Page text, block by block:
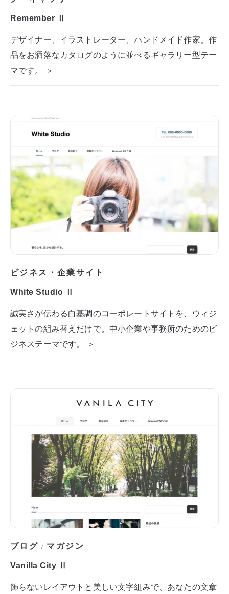
Remember Ⅱ
デザイナー、イラストレーター、ハンドメイド作家。作
品をお洒落なカタログのように並べるギャラリー型テー
マです。 ＞
ビジネス・企業サイト
White Studio Ⅱ
誠実さが伝わる白基調のコーポレートサイトを、ウィジ
ェットの組み替えだけで。中小企業や事務所のためのビ
ジネステーマです。 ＞
ブログ / マガジン
Vanilla City Ⅱ
飾らないレイアウトと美しい文字組みで、あなたの文章